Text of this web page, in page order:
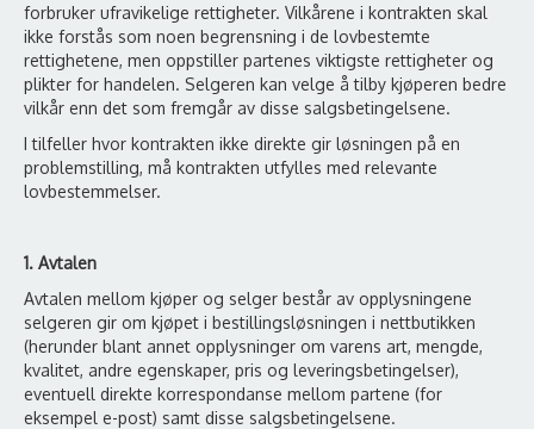
forbruker ufravikelige rettigheter. Vilkårene i kontrakten skal
ikke forstås som noen begrensning i de lovbestemte
rettighetene, men oppstiller partenes viktigste rettigheter og
plikter for handelen. Selgeren kan velge å tilby kjøperen bedre
vilkår enn det som fremgår av disse salgsbetingelsene.
I tilfeller hvor kontrakten ikke direkte gir løsningen på en
problemstilling, må kontrakten utfylles med relevante
lovbestemmelser.
1. Avtalen
Avtalen mellom kjøper og selger består av opplysningene
selgeren gir om kjøpet i bestillingsløsningen i nettbutikken
(herunder blant annet opplysninger om varens art, mengde,
kvalitet, andre egenskaper, pris og leveringsbetingelser),
eventuell direkte korrespondanse mellom partene (for
eksempel e-post) samt disse salgsbetingelsene.